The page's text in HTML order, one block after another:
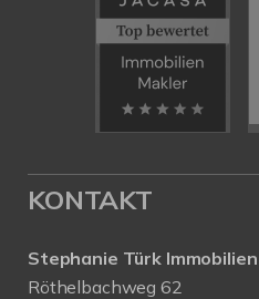
KONTAKT
Stephanie Türk Immobilien
Röthelbachweg 62